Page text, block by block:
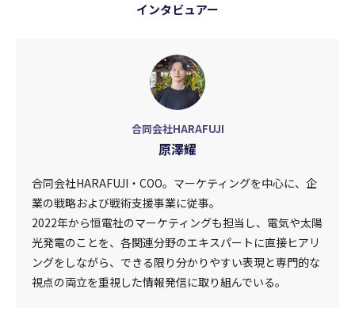
インタビュアー
合同会社HARAFUJI
原澤耀
合同会社HARAFUJI・COO。マーケティングを中心に、企
業の戦略および戦術支援事業に従事。
2022年から恒電社のマーケティングも担当し、電気や太陽
光発電のことを、各関連分野のエキスパートに直接ヒアリ
ングをしながら、できる限り分かりやすい表現と専門的な
視点の両立を重視した情報発信に取り組んでいる。